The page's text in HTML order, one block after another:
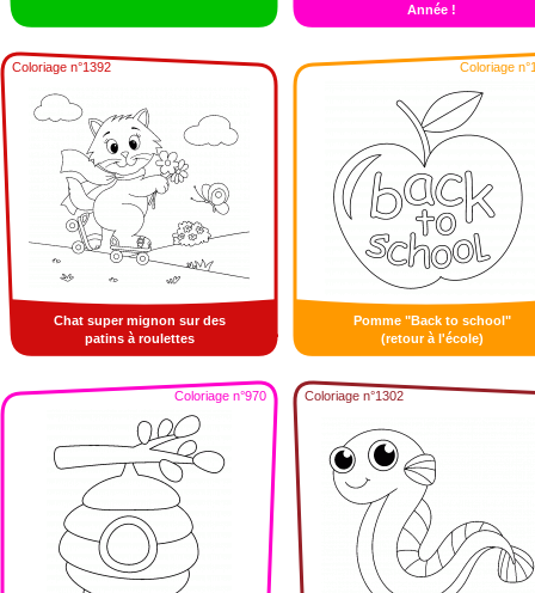
Année !
Coloriage n°1392
Chat super mignon sur des
patins à roulettes
Coloriage
Pomme "Back to school"
(retour à l'école)
Coloriage n°970 Coloriage n°1302